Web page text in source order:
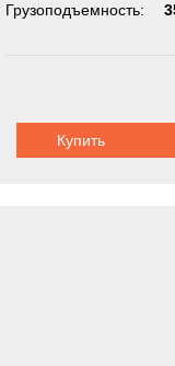
Грузоподъемность:
Купить